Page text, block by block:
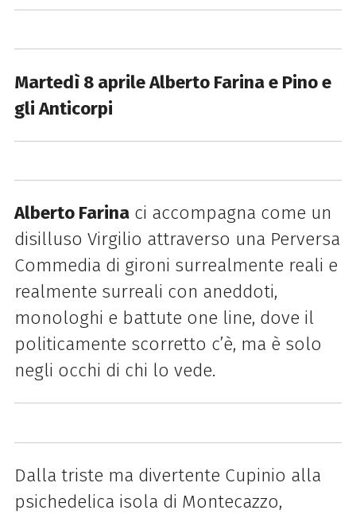
Martedì 8 aprile Alberto Farina e Pino e
gli Anticorpi
Alberto Farina ci accompagna come un
disilluso Virgilio attraverso una Perversa
Commedia di gironi surrealmente reali e
realmente surreali con aneddoti,
monologhi e battute one line, dove il
politicamente scorretto c’è, ma è solo
negli occhi di chi lo vede.
Dalla triste ma divertente Cupinio alla
psichedelica isola di Montecazzo,